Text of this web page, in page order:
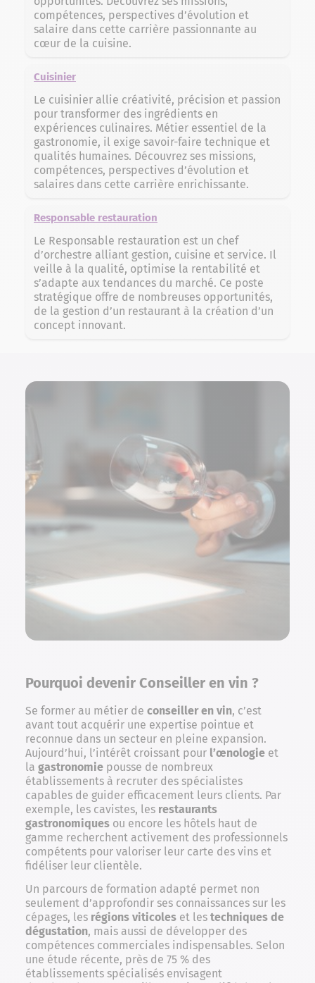
compétences, perspectives d’évolution et
salaire dans cette carrière passionnante au
cœur de la cuisine.
Cuisinier
Le cuisinier allie créativité, précision et passion
pour transformer des ingrédients en
expériences culinaires. Métier essentiel de la
gastronomie, il exige savoir-faire technique et
qualités humaines. Découvrez ses missions,
compétences, perspectives d’évolution et
salaires dans cette carrière enrichissante.
Responsable restauration
Le Responsable restauration est un chef
d’orchestre alliant gestion, cuisine et service. Il
veille à la qualité, optimise la rentabilité et
s’adapte aux tendances du marché. Ce poste
stratégique offre de nombreuses opportunités,
de la gestion d’un restaurant à la création d’un
concept innovant.
Pourquoi devenir Conseiller en vin ?
Se former au métier de conseiller en vin, c’est
avant tout acquérir une expertise pointue et
reconnue dans un secteur en pleine expansion.
Aujourd’hui, l’intérêt croissant pour l’œnologie et
la gastronomie pousse de nombreux
établissements à recruter des spécialistes
capables de guider efficacement leurs clients. Par
exemple, les cavistes, les restaurants
gastronomiques ou encore les hôtels haut de
gamme recherchent activement des professionnels
compétents pour valoriser leur carte des vins et
fidéliser leur clientèle.
Un parcours de formation adapté permet non
seulement d’approfondir ses connaissances sur les
cépages, les régions viticoles et les techniques de
dégustation, mais aussi de développer des
compétences commerciales indispensables. Selon
une étude récente, près de 75 % des
établissements spécialisés envisagent